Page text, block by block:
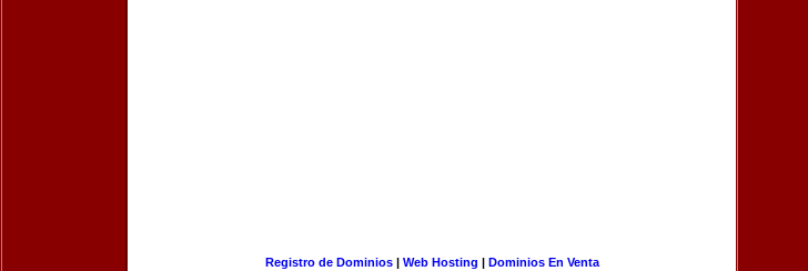
Registro de Dominios| Web Hosting | Dominios En Venta